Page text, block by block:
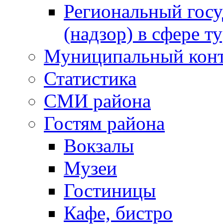
Региональный
(надзор) в сфере
Муниципальный
Статистика
СМИ района
Гостям района
Вокзалы
Музеи
Гостиницы
Кафе, бистро